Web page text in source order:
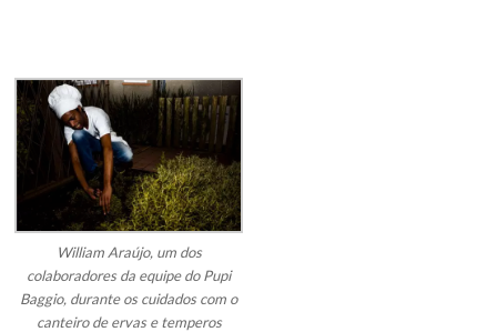
William Araújo, um dos
colaboradores da equipe do Pupi
Baggio, durante os cuidados com o
canteiro de ervas e temperos